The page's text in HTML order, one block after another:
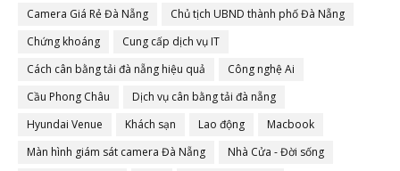
Camera Giá Rẻ Đà Nẵng
Chủ tịch UBND thành phố Đà Nẵng
Chứng khoáng
Cung cấp dịch vụ IT
Cách cân bằng tải đà nẵng hiệu quả
Công nghệ Ai
Cầu Phong Châu
Dịch vụ cân bằng tải đà nẵng
Hyundai Venue
Khách sạn Lao động
Macbook
Màn hình giám sát camera Đà Nẵng
Nhà Cửa - Đời sống